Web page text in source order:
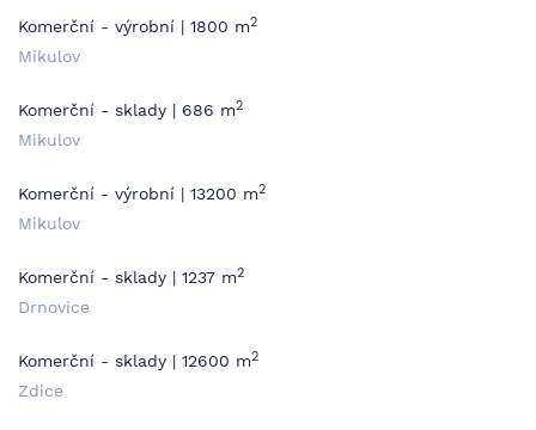
Komerční - výrobní | 1800 m2
Mikulov
Komerční - sklady | 686 m2
Mikulov
Komerční - výrobní | 13200 m2
Mikulov
Komerční - sklady | 1237 m2
Drnovice
Komerční - sklady | 12600 m2
Zdice